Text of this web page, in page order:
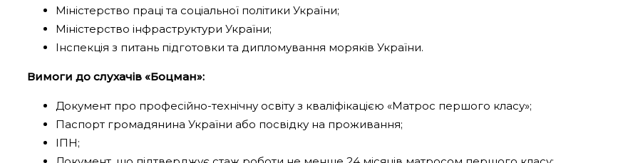
Міністерство праці та соціальної політики України;
Міністерство інфраструктури України;
Інспекція з питань підготовки та дипломування моряків України.
Вимоги до слухачів «Боцман»:
Документ про професійно-технічну освіту з кваліфікацією «Матрос першого класу»;
Паспорт громадянина України або посвідку на проживання;
ІПН;